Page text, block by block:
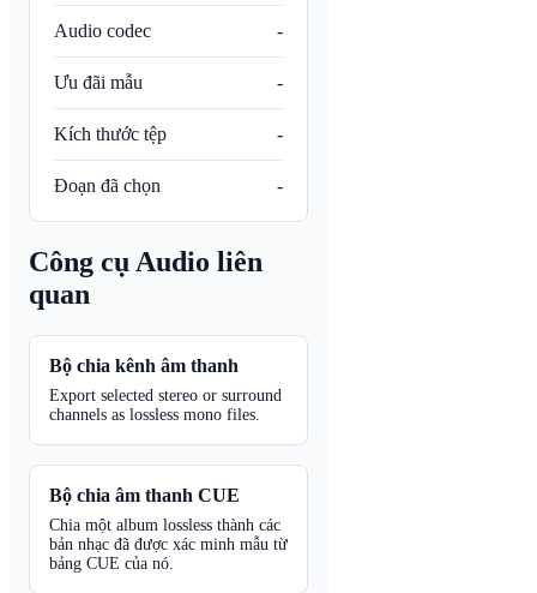
Audio codec -
Ưu đãi mẫu -
Kích thước tệp -
Đoạn đã chọn -
Công cụ Audio liên
quan
Bộ chia kênh âm thanh
Export selected stereo or surround
channels as lossless mono files.
Bộ chia âm thanh CUE
Chia một album lossless thành các
bản nhạc đã được xác minh mẫu từ
bảng CUE của nó.